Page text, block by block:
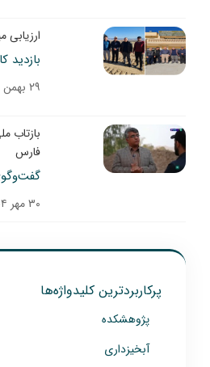
ارزیابی
۲۹ بهمن ۱۴۰۴
بازتاب
فارس
۳۰ مهر ۱۴۰۴
پرکاربردترین کلیدواژه‌ها
پژوهشکده
آبخیزداری